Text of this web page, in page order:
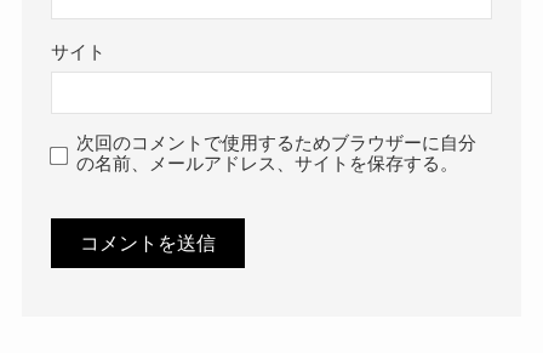
サイト
次回のコメントで使用するためブラウザーに自分
の名前、メールアドレス、サイトを保存する。